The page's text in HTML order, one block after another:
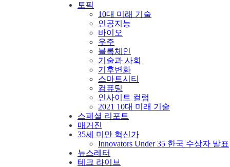
토픽
10대 미래 기술
인공지능
바이오
우주
블록체인
기술과 사회
기후변화
스마트시티
컴퓨팅
인사이트 컬럼
2021 10대 미래 기술
스페셜 리포트
매거진
35세 미만 혁신가
Innovators Under 35 한국 수상자 발표
뉴스레터
테크 라이브